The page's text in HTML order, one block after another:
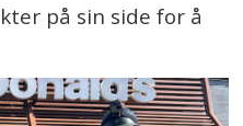
på sin side for å